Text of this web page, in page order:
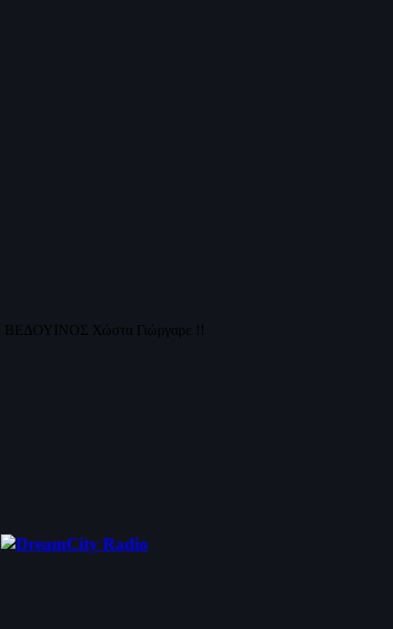
ΒΕΔΟΥΙΝΟΣ Χώστα Γιώργαρε !!